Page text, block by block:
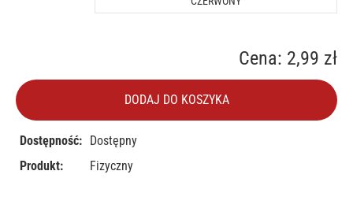
Cena: 2,99 zł
DODAJ DO KOSZYKA
Dostępność: Dostępny
Produkt:
Fizyczny